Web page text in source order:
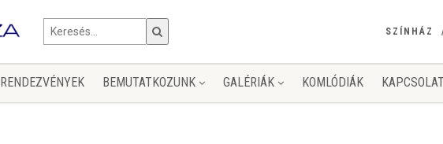
SZÍNHÁZ
RENDEZVÉNYEK BEMUTATKOZUNK GALÉRIÁK KOMLÓDIÁK KAPCSOLAT